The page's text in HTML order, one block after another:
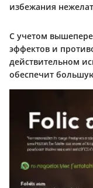
избежания
С учетом
эффектов и
действительном
обеспечит